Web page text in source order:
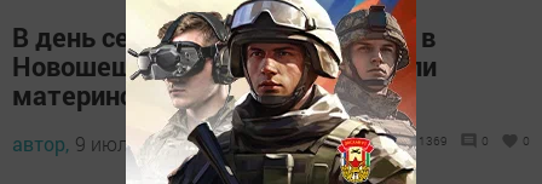
В день семьи, любви и верности в
Новошешминском ЗАГСе вручили
материнские сертификаты
автор, 9 июля 2015 - 06:50 1369 0 0